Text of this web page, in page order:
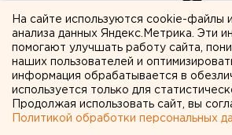
Оренбургский
намерен
Генпланы для 10
сельсоветов
На сайте используются cookie-файлы
анализа данных Яндекс.Метрика. Эти
помогают улучшать работу сайта,
наших пользователей и
информация обрабатывается в
используется только для
Продолжая использовать сайт, вы
Политикой обработки персональных